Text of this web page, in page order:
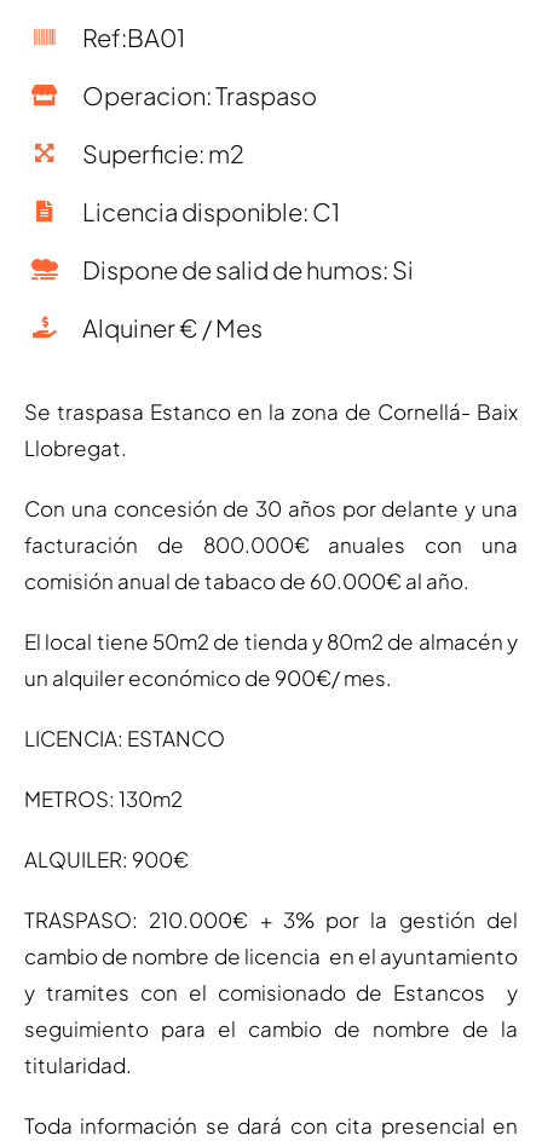
Ref:BA01
Operacion: Traspaso
Superficie: m2
Licencia disponible: C1
Dispone de salid de humos: Si
Alquiner € / Mes
Se traspasa Estanco en la zona de Cornellá- Baix
Llobregat.
Con una concesión de 30 años por delante y una
facturación de 800.000€ anuales con una
comisión anual de tabaco de 60.000€ al año.
El local tiene 50m2 de tienda y 80m2 de almacén y
un alquiler económico de 900€/ mes.
LICENCIA: ESTANCO
METROS: 130m2
ALQUILER: 900€
TRASPASO: 210.000€ + 3% por la gestión del
cambio de nombre de licencia en el ayuntamiento
y tramites con el comisionado de Estancos y
seguimiento para el cambio de nombre de la
titularidad.
Toda información se dará con cita presencial en